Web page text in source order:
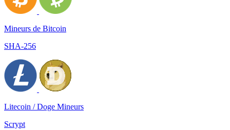
Mineurs de Bitcoin
SHA-256
Litecoin / Doge Mineurs
Scrypt